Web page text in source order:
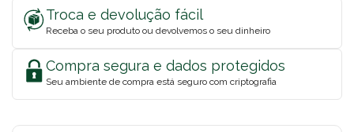
Troca e devolução fácil
Receba o seu produto ou devolvemos o seu dinheiro
Compra segura e dados protegidos
Seu ambiente de compra está seguro com criptografia